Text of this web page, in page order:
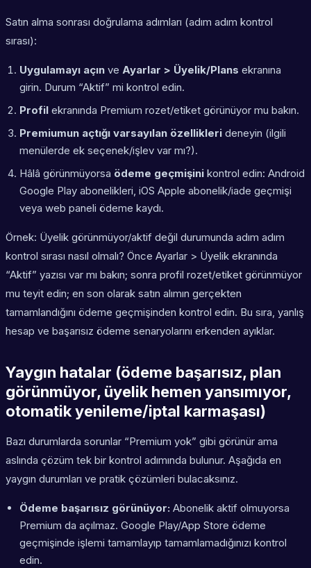
Satın alma sonrası doğrulama adımları (adım adım kontrol
sırası):
Uygulamayı açın ve Ayarlar > Üyelik/Plans ekranına
girin. Durum “Aktif” mi kontrol edin.
Profil ekranında Premium rozet/etiket görünüyor mu bakın.
Premiumun açtığı varsayılan özellikleri deneyin (ilgili
menülerde ek seçenek/işlev var mı?).
Hâlâ görünmüyorsa ödeme geçmişini kontrol edin: Android
Google Play abonelikleri, iOS Apple abonelik/iade geçmişi
veya web paneli ödeme kaydı.
Örnek: Üyelik görünmüyor/aktif değil durumunda adım adım
kontrol sırası nasıl olmalı? Önce Ayarlar > Üyelik ekranında
“Aktif” yazısı var mı bakın; sonra profil rozet/etiket görünmüyor
mu teyit edin; en son olarak satın alımın gerçekten
tamamlandığını ödeme geçmişinden kontrol edin. Bu sıra, yanlış
hesap ve başarısız ödeme senaryolarını erkenden ayıklar.
Yaygın hatalar (ödeme başarısız, plan
görünmüyor, üyelik hemen yansımıyor,
otomatik yenileme/iptal karmaşası)
Bazı durumlarda sorunlar “Premium yok” gibi görünür ama
aslında çözüm tek bir kontrol adımında bulunur. Aşağıda en
yaygın durumları ve pratik çözümleri bulacaksınız.
Ödeme başarısız görünüyor: Abonelik aktif olmuyorsa
Premium da açılmaz. Google Play/App Store ödeme
geçmişinde işlemi tamamlayıp tamamlamadığınızı kontrol
edin.